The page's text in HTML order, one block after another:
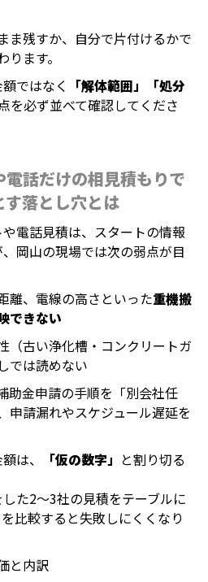
ま残すか、自分で片付けるかで
ます。
ではなく 「解体範囲」「処分
を必ず並べて確認してくださ
話だけの相見積もりで
す落とし穴とは
電話見積は、スタートの情報
岡山の現場では次の弱点が目
離、電線の高さといった重機搬
できない
（古い浄化槽・コンクリートガ
では読めない
助金申請の手順を「別会社任
申請漏れやスケジュール遅延を
は、
「仮の数字」 と割り切る
た2〜3社の見積をテーブルに
比較すると失敗しにくくなり
と内訳